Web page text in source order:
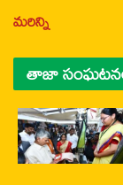
మరిన్ని
తాజా